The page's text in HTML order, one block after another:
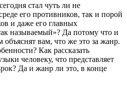
стал чуть ли не
его противников, так и порой
и даже его главных
называемый»? Да потому что и
вам, что же это за жанр.
Как рассказать
человеку, что представляет
Да и жанр ли это, в конце